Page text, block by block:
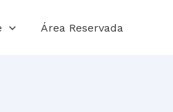
Área Reservada